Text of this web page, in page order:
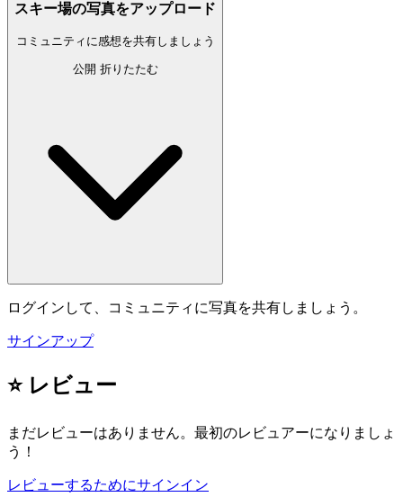
スキー場の写真をアップロード
コミュニティに感想を共有しましょう
公開 折りたたむ
ログインして、コミュニティに写真を共有しましょう。
サインアップ
⭐ レビュー
まだレビューはありません。最初のレビュアーになりましょ
う！
レビューするためにサインイン